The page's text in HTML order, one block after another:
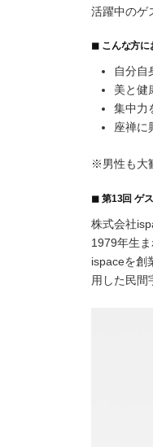
活躍中のゲ
◼︎ こんな方に
自分自
美と健
集中力
座禅に
※男性も大
◼︎ 第13回 ゲ
株式会社
1979年生
ispaceを創
用した民間